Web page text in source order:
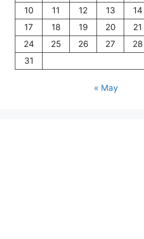
10
11 12 13 14
17
18 19 20 21
24
25 26 27 28
31
« May